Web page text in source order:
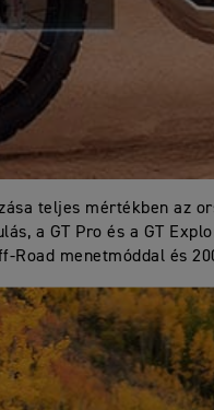
teljes mértékben az
a GT Pro és a GT
Road menetmóddal és